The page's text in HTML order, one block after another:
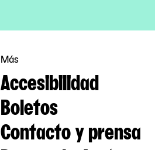
Más
Accesibilidad
Boletos
Contacto y prensa